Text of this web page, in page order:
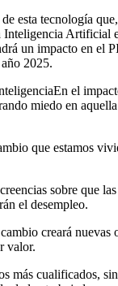
esta tecnología
Inteligencia Artificial
un impacto en el
2025.
En el
miedo en
que estamos
sobre que
el desempleo.
creará nuevas
valor.
más cualificados,